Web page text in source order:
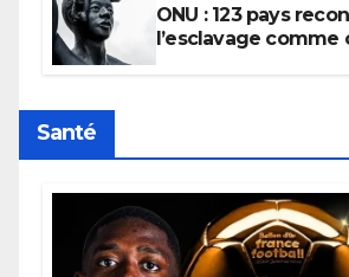
ONU : 123 pays
l’esclavage comme
Santé